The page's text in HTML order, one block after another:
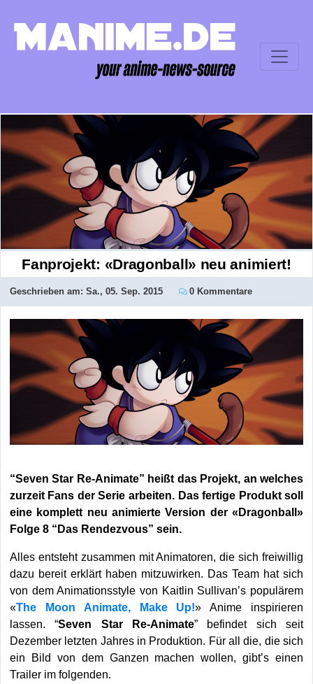
Fanprojekt: «Dragonball» neu animiert!
Geschrieben am: Sa., 05. Sep. 2015 0 Kommentare
“Seven Star Re-Animate” heißt das Projekt, an welches
zurzeit Fans der Serie arbeiten. Das fertige Produkt soll
eine komplett neu animierte Version der «Dragonball»
Folge 8 “Das Rendezvous” sein.
Alles entsteht zusammen mit Animatoren, die sich freiwillig
dazu bereit erklärt haben mitzuwirken. Das Team hat sich
von dem Animationsstyle von Kaitlin Sullivan’s populärem
«The Moon Animate, Make Up!» Anime inspirieren
lassen. “Seven Star Re-Animate” befindet sich seit
Dezember letzten Jahres in Produktion. Für all die, die sich
ein Bild von dem Ganzen machen wollen, gibt’s einen
Trailer im folgenden.